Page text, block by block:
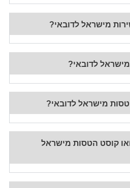
מישראל לדובאי?
לדובאי?
מישראל לדובאי?
קוסט הטסות מישראל